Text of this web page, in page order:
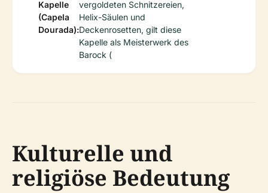
Kapelle
(Capela
Dourada):
vergoldeten Schnitzereien,
Helix-Säulen und
Deckenrosetten, gilt diese
Kapelle als Meisterwerk des
Barock (
Kulturelle und
religiöse Bedeutung